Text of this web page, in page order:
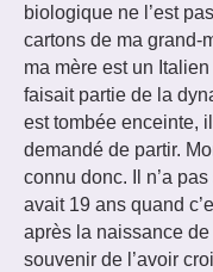
biologique ne l’est
cartons de ma grand-
ma mère est un
faisait partie de la
est tombée enceinte,
demandé de partir.
connu donc. Il n’a
avait 19 ans quand
après la naissance
souvenir de l’avoir